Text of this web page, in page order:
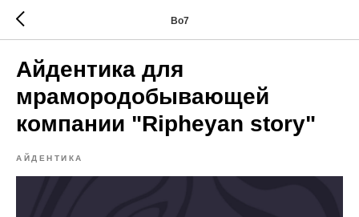
Bo7
Айдентика для
мрамородобывающей
компании "Ripheyan story"
АЙДЕНТИКА